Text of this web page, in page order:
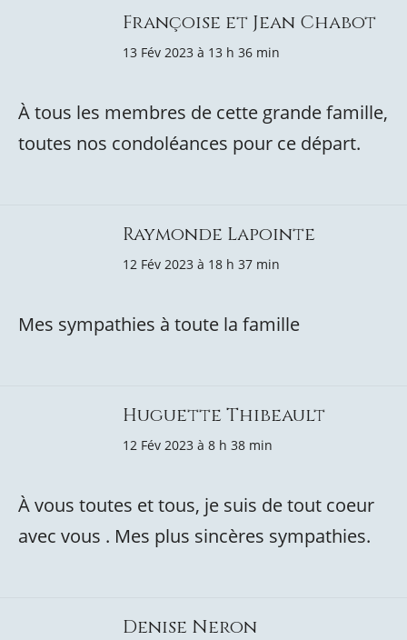
Françoise et Jean Chabot
13 Fév 2023 à 13 h 36 min
À tous les membres de cette grande famille,
toutes nos condoléances pour ce départ.
Raymonde Lapointe
12 Fév 2023 à 18 h 37 min
Mes sympathies à toute la famille
Huguette Thibeault
12 Fév 2023 à 8 h 38 min
À vous toutes et tous, je suis de tout coeur
avec vous . Mes plus sincères sympathies.
Denise Neron